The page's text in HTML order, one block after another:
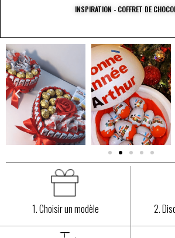
INSPIRATION - COFFRET DE
1. Choisir un modèle 2.